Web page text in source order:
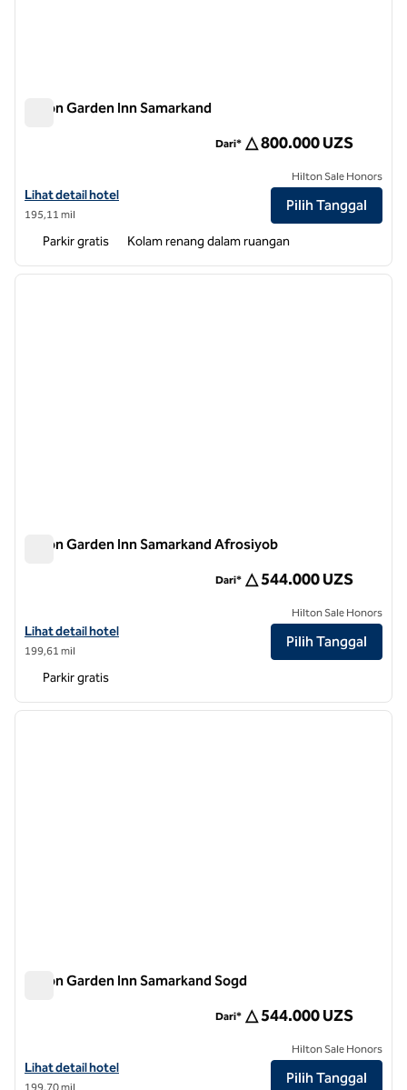
Hilton Garden Inn Samarkand
Lihat detail hotel untuk Hilton Garden Inn Samarkand
Lihat detail hotel
195,11 mil
Dari* △ 800.000 UZS
Hilton Sale Honors
Pilih Tanggal
Parkir gratis Kolam renang dalam ruangan
1 dari 12
Hilton Garden Inn Samarkand Afrosiyob
Lihat detail hotel untuk Hilton Garden Inn Samarkand Afrosiyob
Lihat detail hotel
199,61 mil
Dari* △ 544.000 UZS
Hilton Sale Honors
Pilih Tanggal
Parkir gratis
1 dari 12
Hilton Garden Inn Samarkand Sogd
Lihat detail hotel untuk Hilton Garden Inn Samarkand Sogd
Lihat detail hotel
199,70 mil
Dari* △ 544.000 UZS
Hilton Sale Honors
Pilih Tanggal